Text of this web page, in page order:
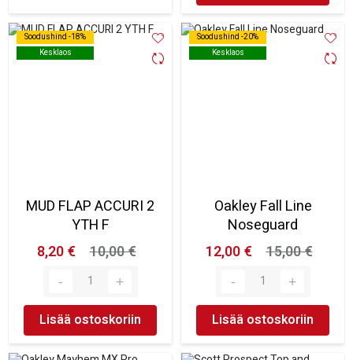
Soodushind -18%
Kesklaos
Soodushind -18%
Kesklaos
MUD FLAP ACCURI 2
YTH F
8,20 €
10,00 €
Lisää ostoskoriin
Soodushind -20%
Kesklaos
Soodushind -20%
Kesklaos
Oakley Fall Line
Noseguard
12,00 €
15,00 €
Lisää ostoskoriin